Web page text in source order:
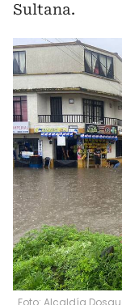
Sultana.
Foto: Alcaldía